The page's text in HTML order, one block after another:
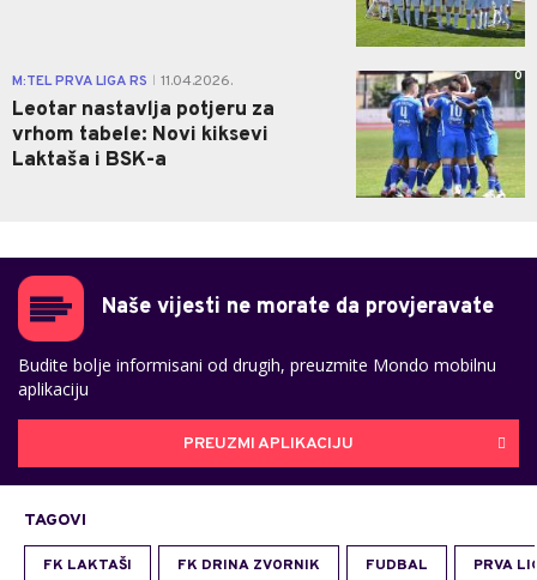
M:TEL PRVA LIGA RS 11.04.2026.
Leotar nastavlja potjeru za
vrhom tabele: Novi kiksevi
Laktaša i BSK-a
0
Naše vijesti ne morate da provjeravate
Budite bolje informisani od drugih, preuzmite Mondo mobilnu
aplikaciju
PREUZMI APLIKACIJU
TAGOVI
FK LAKTAŠI FK DRINA ZVORNIK FUDBAL PRVA